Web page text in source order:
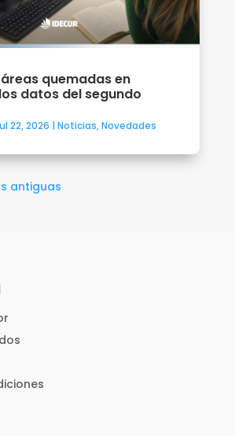
quemadas en
datos del segundo
22, 2026 | Noticias,Novedades
antiguas